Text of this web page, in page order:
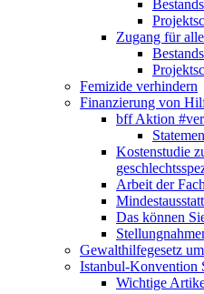
Zugang für
Femizide verhindern
Finanzierung von
bff Aktion
Kostenstudie
Arbeit der
Das können
Gewalthilfegesetz
Istanbul-Konvention
Wichtige